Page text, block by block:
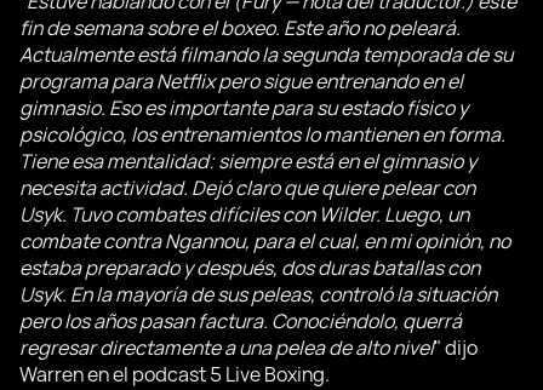
fin de semana sobre el boxeo. Este año no peleará.
Actualmente está filmando la segunda temporada de su
programa para Netflix pero sigue entrenando en el
gimnasio. Eso es importante para su estado físico y
psicológico, los entrenamientos lo mantienen en forma.
Tiene esa mentalidad: siempre está en el gimnasio y
necesita actividad. Dejó claro que quiere pelear con
Usyk. Tuvo combates difíciles con Wilder. Luego, un
combate contra Ngannou, para el cual, en mi opinión, no
estaba preparado y después, dos duras batallas con
Usyk. En la mayoría de sus peleas, controló la situación
pero los años pasan factura. Conociéndolo, querrá
regresar directamente a una pelea de alto nivel" dijo
Warren en el podcast 5 Live Boxing.